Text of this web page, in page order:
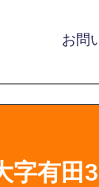
お問
有田